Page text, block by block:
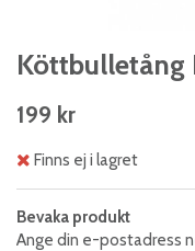
Köttbulletång
199 kr
Finns ej i lagret
Bevaka produkt
Ange din e-postadress